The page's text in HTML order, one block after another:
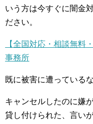
いう方は今すぐに闇金
ださい。
【全国対応・相談無料
事務所
既に被害に遭っている
キャンセルしたのに嫌
貸し付けられた、言い